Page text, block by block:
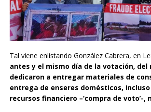
Tal viene enlistando González Cabrera, en
antes y el mismo día de la votación, del
dedicaron a entregar materiales de
entrega de enseres domésticos,
recursos financiero –‘compra de voto’-,